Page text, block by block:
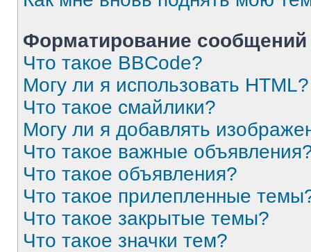
Форматирование
Что такое BBCode?
Могу ли я использовать HTML?
Что такое смайлики?
Могу ли я добавлять
Что такое важные
Что такое объявления?
Что такое прилепленные
Что такое закрытые темы?
Что такое значки тем?